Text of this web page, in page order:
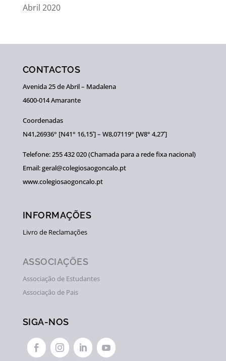
Abril 2020
CONTACTOS
Avenida 25 de Abril – Madalena
4600-014 Amarante
Coordenadas
N41,26936° [N41° 16,15ʹ] – W8,07119° [W8° 4,27ʹ]
Telefone: 255 432 020 (Chamada para a rede fixa nacional)
Email: geral@colegiosaogoncalo.pt
www.colegiosaogoncalo.pt
INFORMAÇÕES
Livro de Reclamações
ASSOCIAÇÕES
Associação de Estudantes
Associação de Pais
SIGA-NOS
   